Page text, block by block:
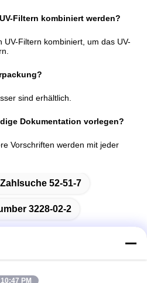
Filtern kombiniert werden?
Filtern kombiniert, um das UV-
sind erhältlich.
Dokumentation vorlegen?
Vorschriften werden mit jeder
52-51-7
3228-02-2
10:47 PM